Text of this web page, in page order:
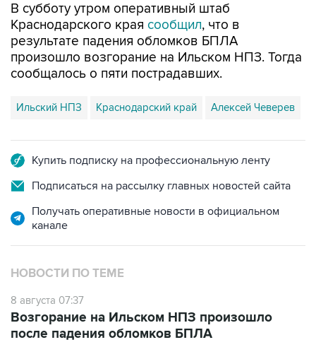
В субботу утром оперативный штаб
Краснодарского края сообщил, что в
результате падения обломков БПЛА
произошло возгорание на Ильском НПЗ. Тогда
сообщалось о пяти пострадавших.
Ильский НПЗ Краснодарский край Алексей Чеверев
Купить подписку на профессиональную ленту
Подписаться на рассылку главных новостей сайта
Получать оперативные новости в официальном
канале
НОВОСТИ ПО ТЕМЕ
8 августа 07:37
Возгорание на Ильском НПЗ произошло
после падения обломков БПЛА